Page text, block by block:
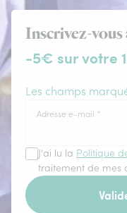
Inscrivez-
-5€ sur votre
Les champs
Adresse e-mail *
J'ai lu la Politique
traitement de mes